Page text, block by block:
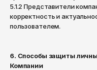
5.1.2 Представители
корректность и
пользователем.
6. Способы защиты
Компании
Сочи
Ставрополь
Стерлитамак